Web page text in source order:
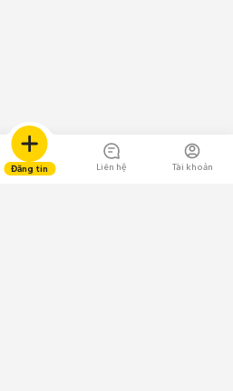
Đăng tin Liên hệ Tài khoản